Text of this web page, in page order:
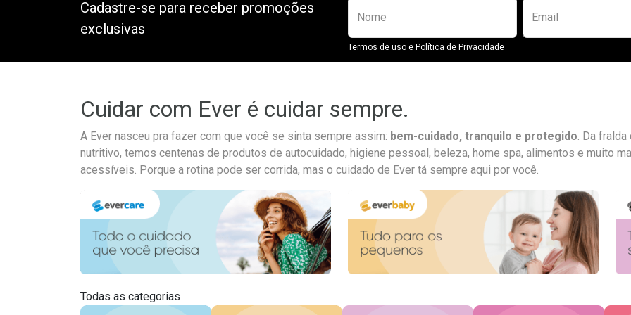
Cadastre-se para receber promoções
exclusivas
Preencha o formulário abaixo para
Nome Email
Termos de uso e Política de Privacidade
Cuidar com Ever é cuidar sempre.
A Ever nasceu pra fazer com que você se sinta sempre assim: bem-cuidado, tranquilo e protegido . Da
nutritivo, temos centenas de produtos de autocuidado, higiene pessoal, beleza, home spa, alimentos e muito
acessíveis. Porque a rotina pode ser corrida, mas o cuidado de Ever tá sempre aqui por você.
Todas as categorias